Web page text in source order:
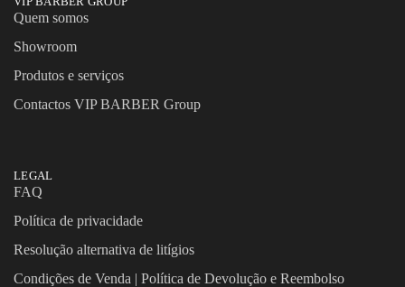
Quem somos
Showroom
Produtos e serviços
Contactos VIP BARBER Group
LEGAL
FAQ
Política de privacidade
Resolução alternativa de litígios
Condições de Venda | Política de Devolução e Reembolso